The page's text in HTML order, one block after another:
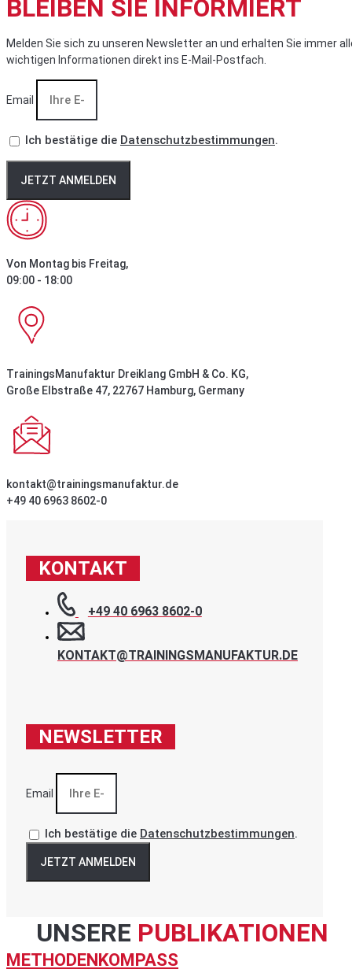
BLEIBEN SIE INFORMIERT
Melden Sie sich zu unseren Newsletter an und erhalten Sie immer
wichtigen Informationen direkt ins E-Mail-Postfach.
Email
Ich bestätige die Datenschutzbestimmungen.
JETZT ANMELDEN
Von Montag bis Freitag,
09:00 - 18:00
TrainingsManufaktur Dreiklang GmbH & Co. KG,
Große Elbstraße 47, 22767 Hamburg, Germany
kontakt@trainingsmanufaktur.de
+49 40 6963 8602-0
KONTAKT
+49 40 6963 8602-0
KONTAKT@TRAININGSMANUFAKTUR.DE
NEWSLETTER
Email
Ich bestätige die Datenschutzbestimmungen.
JETZT ANMELDEN
UNSERE PUBLIKATIONEN
METHODENKOMPASS